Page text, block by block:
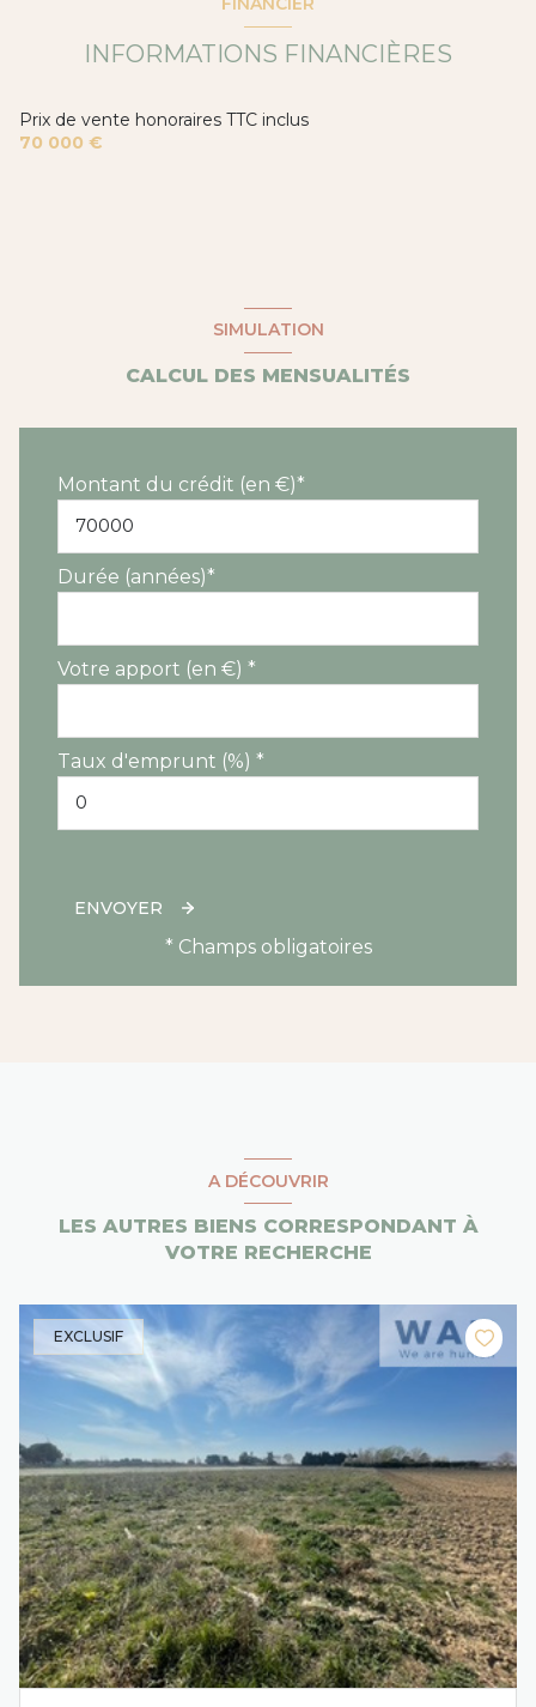
INFORMATIONS FINANCIÈRES
Prix de vente honoraires TTC inclus
70 000 €
SIMULATION
CALCUL DES MENSUALITÉS
Montant du crédit (en €)*
Durée (années)*
Votre apport (en €) *
Taux d'emprunt (%) *
ENVOYER
* Champs obligatoires
A DÉCOUVRIR
LES AUTRES BIENS CORRESPONDANT À
VOTRE RECHERCHE
EXCLUSIF